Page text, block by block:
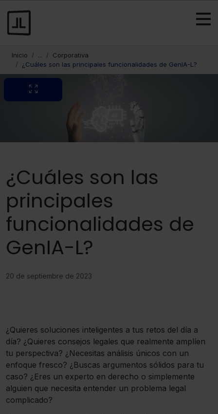
Inicio ...
Corporativa
¿Cuáles son las principales funcionalidades de GenIA-L?
¿Cuáles son las
principales
funcionalidades de
GenIA-L?
20 de septiembre de 2023
¿Quieres soluciones inteligentes a tus retos del día a
día? ¿Quieres consejos legales que realmente amplíen
tu perspectiva? ¿Necesitas análisis únicos con un
enfoque fresco? ¿Buscas argumentos sólidos para tu
caso? ¿Eres un experto en derecho o simplemente
alguien que necesita entender un problema legal
complicado?